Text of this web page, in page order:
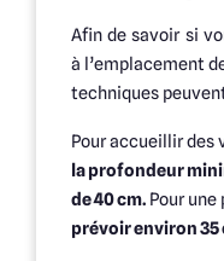
Afin de savoir si
à l’emplacement
techniques
Pour accueillir des
la profondeur
de 40 cm. Pour
prévoir environ 35